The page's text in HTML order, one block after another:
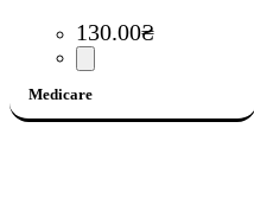
130.00₴
Medicare